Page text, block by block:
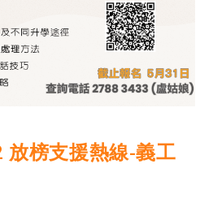
放榜支援熱線-義工